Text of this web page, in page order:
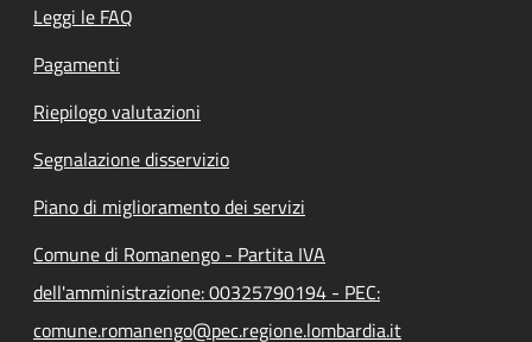
Leggi le FAQ
Pagamenti
Riepilogo valutazioni
Segnalazione disservizio
Piano di miglioramento dei servizi
Comune di Romanengo - Partita IVA
dell'amministrazione: 00325790194 - PEC:
comune.romanengo@pec.regione.lombardia.it